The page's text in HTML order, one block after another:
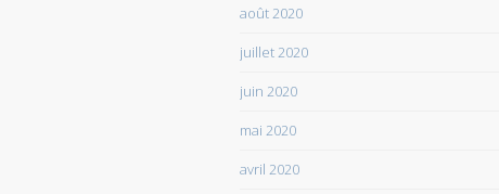
août 2020
juillet 2020
juin 2020
mai 2020
avril 2020